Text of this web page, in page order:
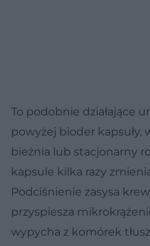
To podobnie działające
powyżej bioder
bieżnia lub stacjonarny
kapsule kilka razy
Podciśnienie zasysa
przyspiesza
wypycha z komórek